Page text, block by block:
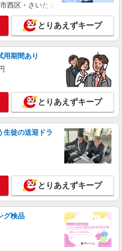
あり）
詳細を見る
靴の販売・接客スタッフ
円〜225,500円 ※経験・能力に
特別手当含む） ※試用期間（3
円＋TOEIC手当（726点以上
856点以上10,000円／月）
区銀座4-2-12 銀座クリスタルビル
詳細を見る
洲店
円〜215,500円 ※経験・能力に
間（3〜6ヶ月※勤務内容による）は
央区日本橋3-1-4 画廊ビル1・2Ｆ
詳細を見る
西区・さいたま市岩槻区・久喜市・
とりあえずキープ
期間あり
とりあえずキープ
生徒の送迎ドラ
とりあえずキープ
グ検品